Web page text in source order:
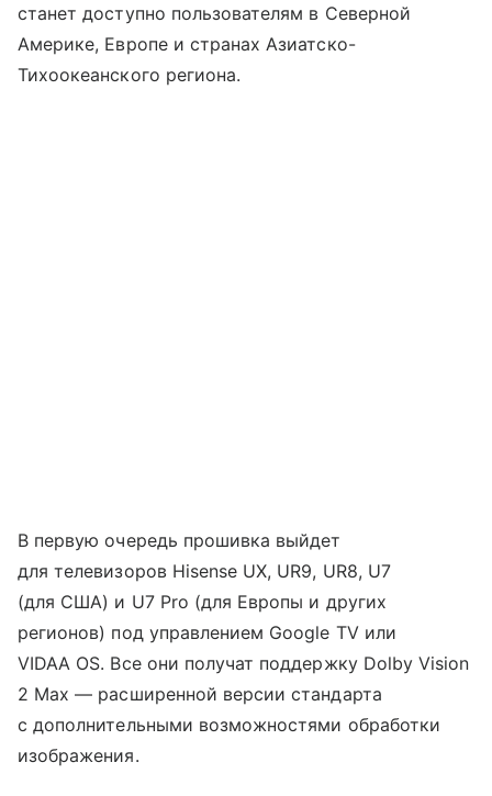
станет доступно пользователям в Северной
Америке, Европе и странах Азиатско-
Тихоокеанского региона.
В первую очередь прошивка выйдет
для телевизоров Hisense UX, UR9, UR8, U7
(для США) и U7 Pro (для Европы и других
регионов) под управлением Google TV или
VIDAA OS. Все они получат поддержку Dolby Vision
2 Max — расширенной версии стандарта
с дополнительными возможностями обработки
изображения.